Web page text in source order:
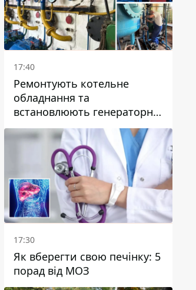
17:40
Ремонтують котельне
обладнання та
встановлюють генераторні
установки: як у Дніпрі
готуються до
опалювального сезону
17:30
Як вберегти свою печінку: 5
порад від МОЗ